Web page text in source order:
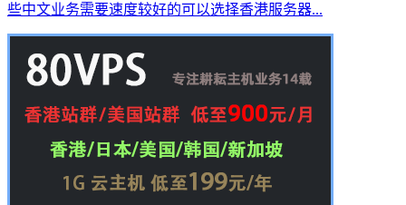
些中文业务需要速度较好的可以选择香港服务器...